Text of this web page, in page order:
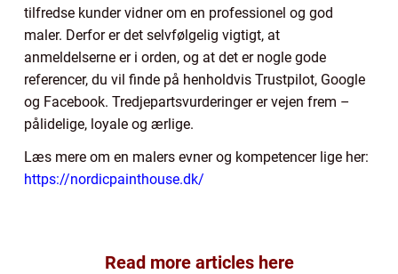
tilfredse kunder vidner om en professionel og god
maler. Derfor er det selvfølgelig vigtigt, at
anmeldelserne er i orden, og at det er nogle gode
referencer, du vil finde på henholdvis Trustpilot, Google
og Facebook. Tredjepartsvurderinger er vejen frem –
pålidelige, loyale og ærlige.
Læs mere om en malers evner og kompetencer lige her:
https://nordicpainthouse.dk/
Read more articles here